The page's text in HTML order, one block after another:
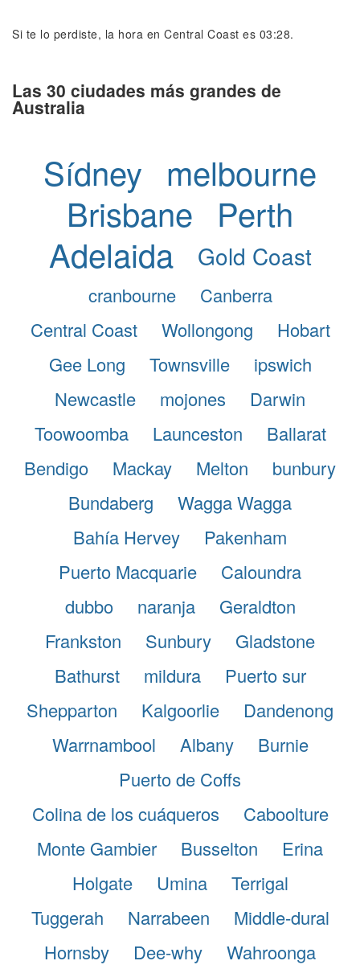
Si te lo perdiste, la hora en Central Coast es 03:28.
Las 30 ciudades más grandes de
Australia
Sídney melbourne
Brisbane Perth
Adelaida
Gold Coast
cranbourne
Canberra
Central Coast
Wollongong
Hobart
Gee Long
Townsville
ipswich
Newcastle
mojones
Darwin
Toowoomba
Launceston
Ballarat
Bendigo
Mackay Melton
bunbury
Bundaberg
Wagga Wagga
Bahía Hervey
Pakenham
Puerto Macquarie
Caloundra
dubbo
naranja
Geraldton
Frankston
Sunbury
Gladstone
Bathurst
mildura
Puerto sur
Shepparton
Kalgoorlie
Dandenong
Warrnambool
Albany
Burnie
Puerto de Coffs
Colina de los cuáqueros
Caboolture
Monte Gambier
Busselton
Erina
Holgate
Umina
Terrigal
Tuggerah
Narrabeen
Middle-dural
Hornsby
Dee-why Wahroonga